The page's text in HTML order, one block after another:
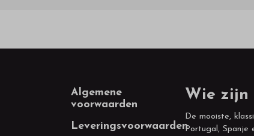
Footer
Algemene
voorwaarden
Leveringsvoorwaarden
Wie zijn
De mooiste,
Portugal, Spanje